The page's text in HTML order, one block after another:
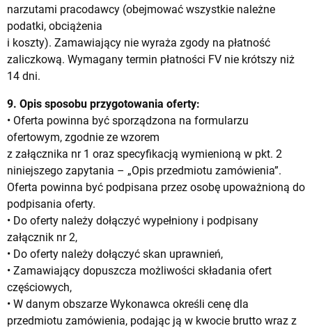
narzutami pracodawcy (obejmować wszystkie należne
podatki, obciążenia
i koszty). Zamawiający nie wyraża zgody na płatność
zaliczkową. Wymagany termin płatności FV nie krótszy niż
14 dni.
9. Opis sposobu przygotowania oferty:
• Oferta powinna być sporządzona na formularzu
ofertowym, zgodnie ze wzorem
z załącznika nr 1 oraz specyfikacją wymienioną w pkt. 2
niniejszego zapytania – „Opis przedmiotu zamówienia”.
Oferta powinna być podpisana przez osobę upoważnioną do
podpisania oferty.
• Do oferty należy dołączyć wypełniony i podpisany
załącznik nr 2,
• Do oferty należy dołączyć skan uprawnień,
• Zamawiający dopuszcza możliwości składania ofert
częściowych,
• W danym obszarze Wykonawca określi cenę dla
przedmiotu zamówienia, podając ją w kwocie brutto wraz z